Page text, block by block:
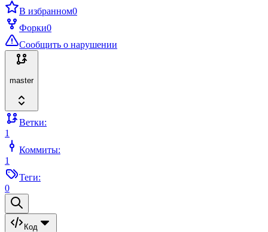
В избранном0
Форки0
Сообщить о нарушении
master
Ветки:
1
Коммиты:
1
Теги:
0
Код